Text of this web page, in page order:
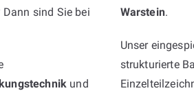
sind Sie bei
und
Warstein.
Unser
strukturierte